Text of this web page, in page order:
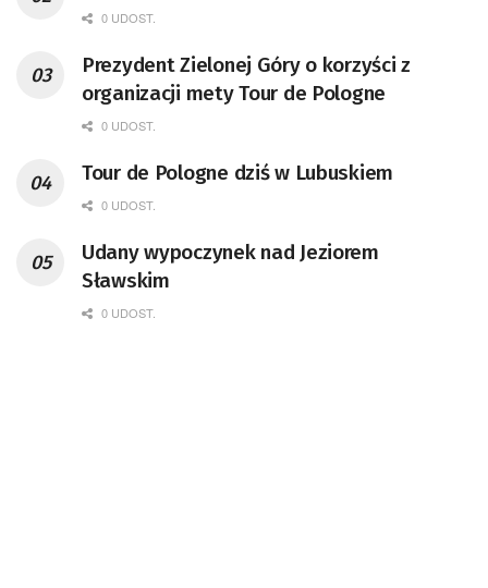
0 UDOST.
Prezydent Zielonej Góry o korzyści z
organizacji mety Tour de Pologne
0 UDOST.
Tour de Pologne dziś w Lubuskiem
0 UDOST.
Udany wypoczynek nad Jeziorem
Sławskim
0 UDOST.